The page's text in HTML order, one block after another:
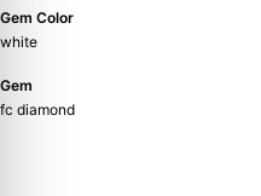
Gem Color
white
Gem
fc diamond